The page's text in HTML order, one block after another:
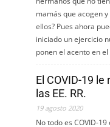
mamás que acogen
ellos? Pues ahora
iniciado un ejercicio
ponen el acento en
El COVID-19
las EE. RR.
19 agosto 2020
No todo es COVID-